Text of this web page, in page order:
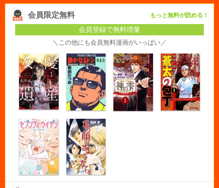
会員限定無料 もっと無料が読める！
会員登録で無料増量
＼この他にも会員無料漫画がいっぱい／